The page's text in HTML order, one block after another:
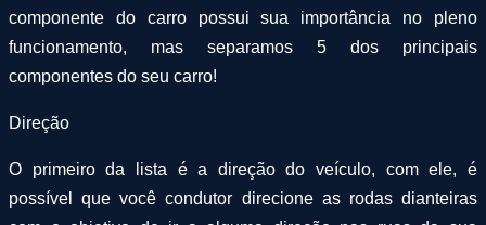
componente do carro possui sua importância no pleno
funcionamento, mas separamos 5 dos principais
componentes do seu carro!
Direção
O primeiro da lista é a direção do veículo, com ele, é
possível que você condutor direcione as rodas dianteiras